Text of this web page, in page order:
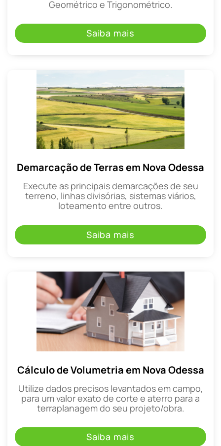
Geométrico e Trigonométrico.
Saiba mais
Demarcação de Terras em Nova Odessa
Execute as principais demarcações de seu
terreno, linhas divisórias, sistemas viários,
loteamento entre outros.
Saiba mais
Cálculo de Volumetria em Nova Odessa
Utilize dados precisos levantados em campo,
para um valor exato de corte e aterro para a
terraplanagem do seu projeto/obra.
Saiba mais